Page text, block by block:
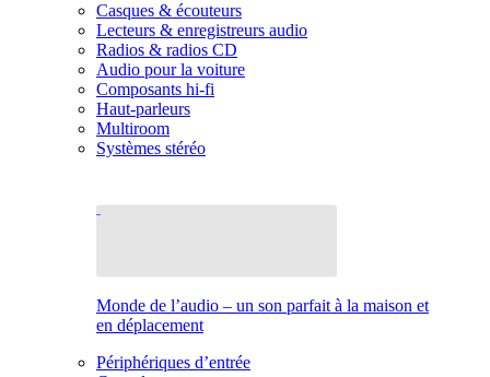
Casques & écouteurs
Lecteurs & enregistreurs audio
Radios & radios CD
Audio pour la voiture
Composants hi-fi
Haut-parleurs
Multiroom
Systèmes stéréo
Monde de l’audio – un son parfait à la maison et
en déplacement
Périphériques d’entrée